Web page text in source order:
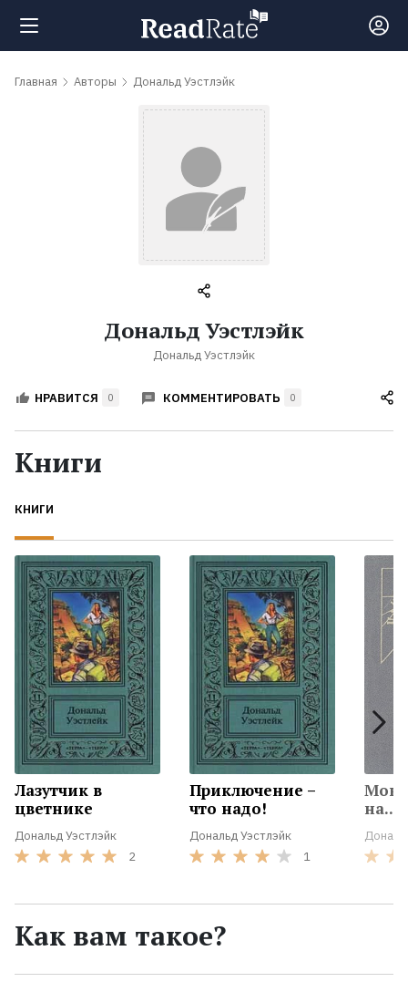
Поиск
обсуждаемые
Авторы
Жанры
Экранизации
Коллекции
Главная Авторы Дональд Уэстлэйк
Дональд Уэстлэйк
Дональд Уэстлэйк
НРАВИТСЯ 0 КОММЕНТИРОВАТЬ 0
Книги
КНИГИ
Лазутчик в
цветнике
Дональд Уэстлэйк
2
Приключение –
что надо!
Дональд Уэстлэйк
1
на...
Как вам такое?